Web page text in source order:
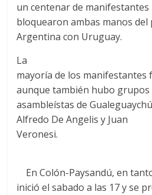
un centenar de manifestantes
bloquearon ambas manos del
Argentina con Uruguay.
La
mayoría de los manifestantes
aunque también hubo grupos
asambleístas de
Alfredo De Angelis y Juan
Veronesi.
En Colón-Paysandú, en
inició el sabado a las 17 y se